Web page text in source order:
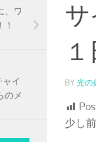
BY 光の
少し
、ワ
！
ャイ
のメ